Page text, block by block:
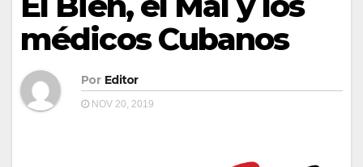
médicos Cubanos
Por Editor
NOV 20, 2019